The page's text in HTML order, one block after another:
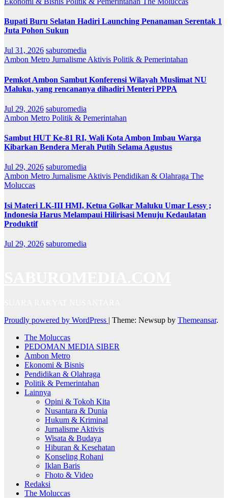
Bupati Buru Selatan Hadiri Launching Penanaman Serentak 1
Juta Pohon Sukun
Jul 31, 2026 saburomedia
Ambon Metro Jurnalisme Aktivis Politik & Pemerintahan
Pemkot Ambon Sambut Konferensi Wilayah Muslimat NU
Maluku, yang rencananya dihadiri Menteri PPPA
Jul 29, 2026 saburomedia
Ambon Metro Politik & Pemerintahan
Sambut HUT Ke-81 RI, Wali Kota Ambon Imbau Warga
Kibarkan Bendera Merah Putih Selama Agustus
Jul 29, 2026 saburomedia
Ambon Metro Jurnalisme Aktivis Pendidikan & Olahraga The
Moluccas
Isi Materi LK-III HMI, Ketua Golkar Maluku Umar Lessy ;
Indonesia Harus Melampaui Hilirisasi Menuju Kedaulatan
Produktif
Jul 29, 2026 saburomedia
Proudly powered by WordPress | Theme: Newsup by Themeansar.
The Moluccas
PEDOMAN MEDIA SIBER
Ambon Metro
Ekonomi & Bisnis
Pendidikan & Olahraga
Politik & Pemerintahan
Lainnya
Opini & Tokoh Kita
Nusantara & Dunia
Hukum & Kriminal
Jurnalisme Aktivis
Wisata & Budaya
Hiburan & Kesehatan
Konseling Rohani
Iklan Baris
Fhoto & Video
Redaksi
The Moluccas